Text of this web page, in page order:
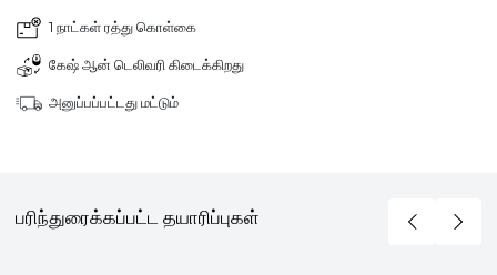
1 நாட்கள் ரத்து கொள்கை
கேஷ் ஆன் டெலிவரி கிடைக்கிறது
அனுப்பப்பட்டது மட்டும்
பரிந்துரைக்கப்பட்ட தயாரிப்புகள்